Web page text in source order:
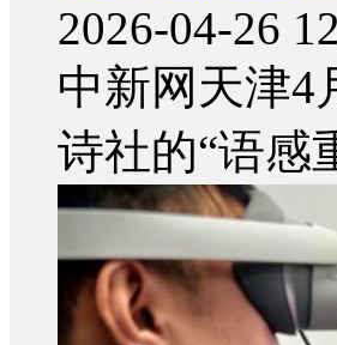
2026-04-26
中新网天津4
诗社的“语感